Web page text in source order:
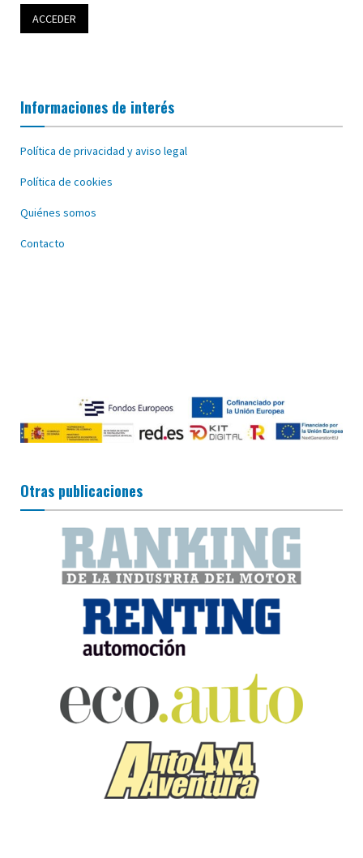
Informaciones de interés
Política de privacidad y aviso legal
Política de cookies
Quiénes somos
Contacto
Otras publicaciones